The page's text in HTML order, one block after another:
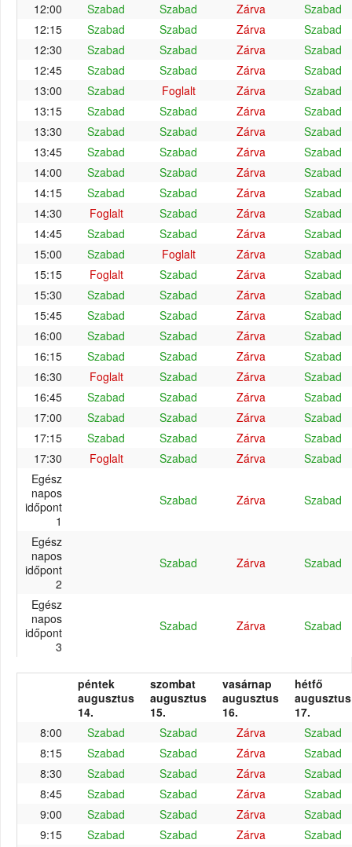
12:00
Szabad Szabad Zárva
Szabad
12:15
Szabad Szabad Zárva
Szabad
12:30
Szabad Szabad Zárva
Szabad
12:45
Szabad Szabad Zárva
Szabad
13:00
Szabad Foglalt Zárva
Szabad
13:15
Szabad Szabad Zárva
Szabad
13:30
Szabad Szabad Zárva
Szabad
13:45
Szabad Szabad Zárva
Szabad
14:00
Szabad Szabad Zárva
Szabad
14:15
Szabad Szabad Zárva
Szabad
14:30
Foglalt Szabad Zárva
Szabad
14:45
Szabad Szabad Zárva
Szabad
15:00
Szabad Foglalt Zárva
Szabad
15:15
Foglalt Szabad Zárva
Szabad
15:30
Szabad Szabad Zárva
Szabad
15:45
Szabad Szabad Zárva
Szabad
16:00
Szabad Szabad Zárva
Szabad
16:15
Szabad Szabad Zárva
Szabad
16:30
Foglalt Szabad Zárva
Szabad
16:45
Szabad Szabad Zárva
Szabad
17:00
Szabad Szabad Zárva
Szabad
17:15
Szabad Szabad Zárva
Szabad
17:30
Foglalt Szabad Zárva
Szabad
Egész
napos
időpont
1
Szabad Zárva Szabad
Egész
napos
időpont
2
Szabad Zárva Szabad
Egész
napos
időpont
3
Szabad Zárva Szabad
péntek
augusztus
14.
szombat
augusztus
15.
vasárnap
augusztus
16.
hétfő
augusztus
17.
8:00
Szabad Szabad Zárva
Szabad
8:15
Szabad Szabad Zárva
Szabad
8:30
Szabad Szabad Zárva
Szabad
8:45
Szabad Szabad Zárva
Szabad
9:00
Szabad Szabad Zárva
Szabad
9:15
Szabad Szabad Zárva
Szabad